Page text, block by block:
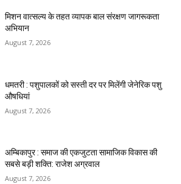
मिशन वात्सल्य के तहत व्यापक बाल संरक्षण जागरूकता
अभियान
August 7, 2026
धमतरी : पशुपालकों को सस्ती दर पर मिलेंगी जेनेरिक पशु
औषधियां
August 7, 2026
अम्बिकापुर : समाज की एकजुटता सामाजिक विकास की
सबसे बड़ी शक्ति: राजेश अग्रवाल
August 7, 2026